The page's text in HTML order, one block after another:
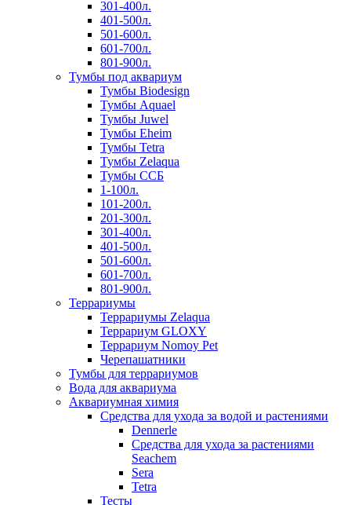
301-400л.
401-500л.
501-600л.
601-700л.
801-900л.
Тумбы под аквариум
Тумбы Biodesign
Тумбы Aquael
Тумбы Juwel
Тумбы Eheim
Тумбы Tetra
Тумбы Zelaqua
Тумбы ССБ
1-100л.
101-200л.
201-300л.
301-400л.
401-500л.
501-600л.
601-700л.
801-900л.
Террариумы
Террариумы Zelaqua
Террариум GLOXY
Террариум Nomoy Pet
Черепашатники
Тумбы для террариумов
Вода для аквариума
Аквариумная химия
Средства для ухода за водой и растениями
Dennerle
Средства для ухода за растениями
Seachem
Sera
Tetra
Тесты